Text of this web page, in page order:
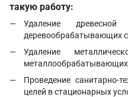
такую работу:
Удаление
деревообрабатывающих
Удаление
металлообрабатывающих
Проведение санитарно-
целей в стационарных